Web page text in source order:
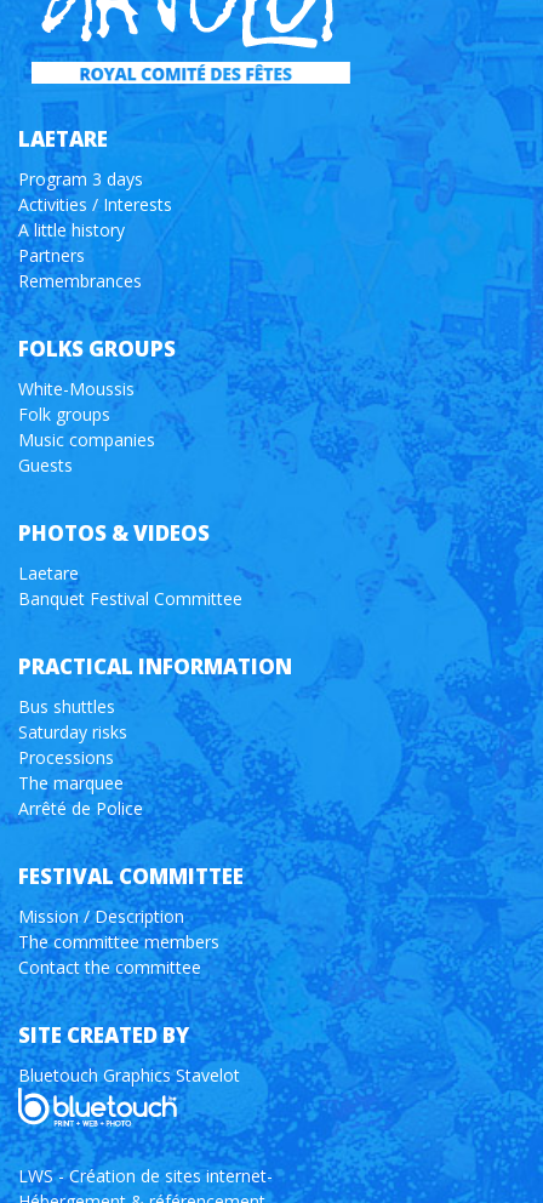
LAETARE
Program 3 days
Activities / Interests
A little history
Partners
Remembrances
FOLKS GROUPS
White-Moussis
Folk groups
Music companies
Guests
PHOTOS & VIDEOS
Laetare
Banquet Festival Committee
PRACTICAL INFORMATION
Bus shuttles
Saturday risks
Processions
The marquee
Arrêté de Police
FESTIVAL COMMITTEE
Mission / Description
The committee members
Contact the committee
SITE CREATED BY
Bluetouch Graphics Stavelot
LWS - Création de sites internet-